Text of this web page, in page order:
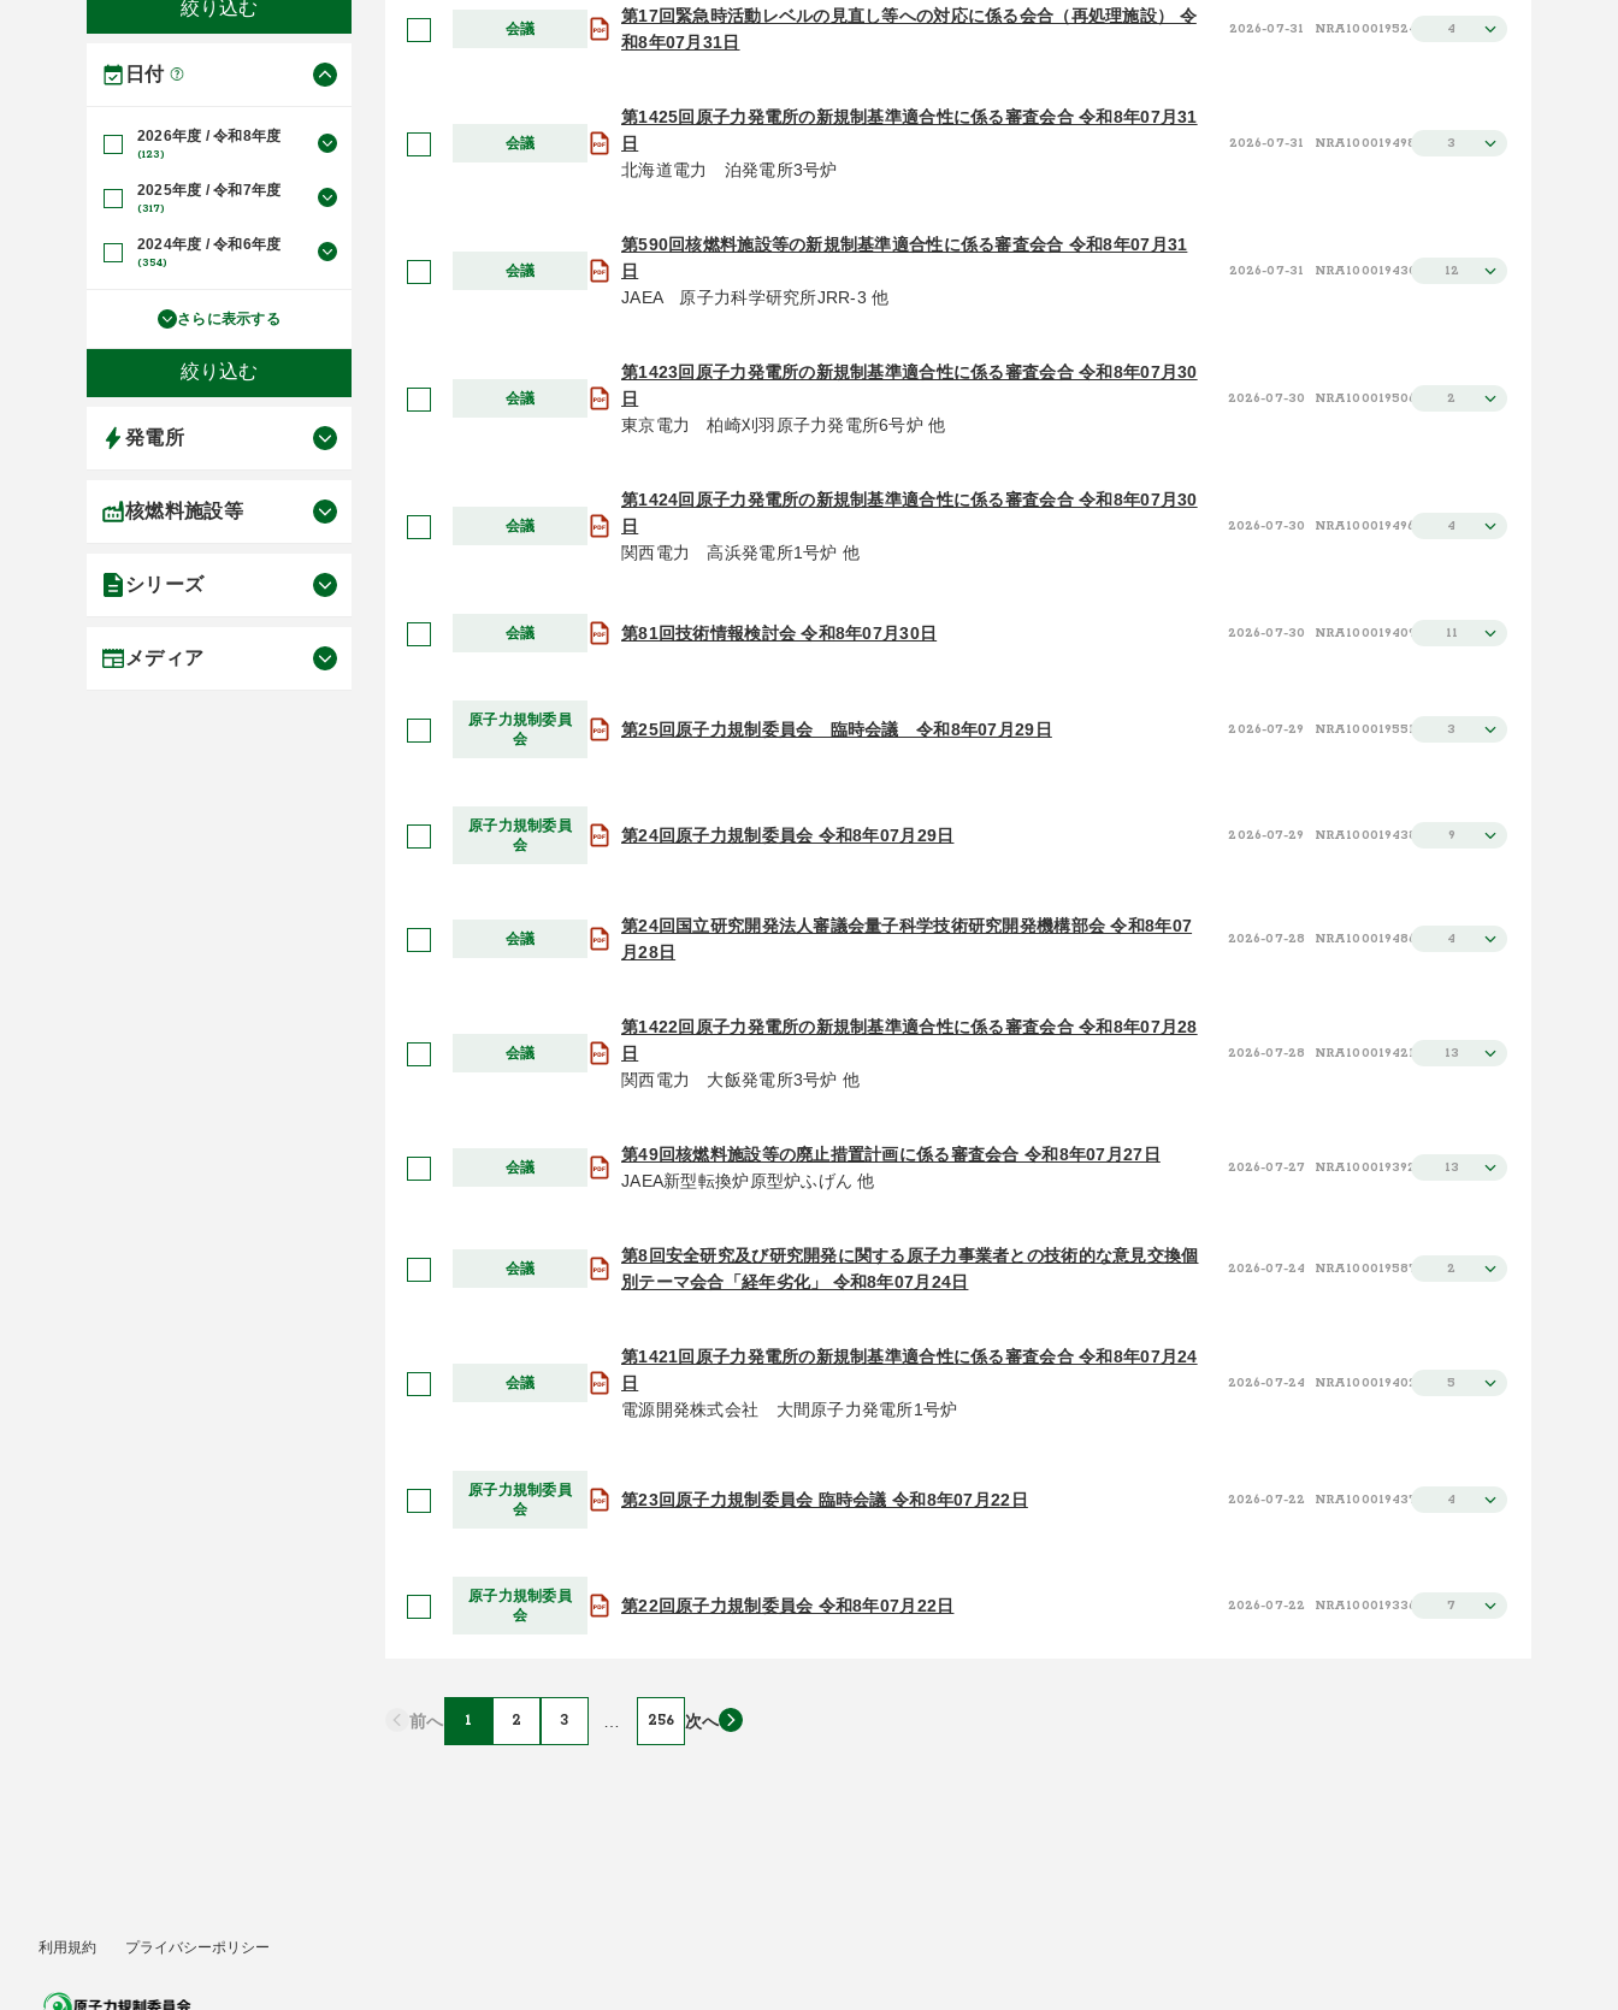
日付
2026年度 / 令和8年度
(123)
2025年度 / 令和7年度
(317)
2024年度 / 令和6年度
(354)
さらに表示する
発電所
核燃料施設等
シリーズ
メディア
会議
第17回緊急時活動レベルの見直し等への対応に係る会合（再処理施設） 令
和8年07月31日
2026-07-31 NRA100019524 4
会議
第1425回原子力発電所の新規制基準適合性に係る審査会合 令和8年07月31
日
北海道電力 泊発電所3号炉
2026-07-31 NRA100019498 3
会議
第590回核燃料施設等の新規制基準適合性に係る審査会合 令和8年07月31
日
JAEA 原子力科学研究所JRR-3 他
2026-07-31 NRA100019430 12
会議
第1423回原子力発電所の新規制基準適合性に係る審査会合 令和8年07月30
日
東京電力 柏崎刈羽原子力発電所6号炉 他
2026-07-30 NRA100019506 2
会議
第1424回原子力発電所の新規制基準適合性に係る審査会合 令和8年07月30
日
関西電力 高浜発電所1号炉 他
2026-07-30 NRA100019496 4
会議 第81回技術情報検討会 令和8年07月30日 2026-07-30 NRA100019409 11
原子力規制委員
会
第25回原子力規制委員会 臨時会議 令和8年07月29日 2026-07-29 NRA100019551 3
原子力規制委員
会
第24回原子力規制委員会 令和8年07月29日 2026-07-29 NRA100019438 9
会議
第24回国立研究開発法人審議会量子科学技術研究開発機構部会 令和8年07
月28日
2026-07-28 NRA100019486 4
会議
第1422回原子力発電所の新規制基準適合性に係る審査会合 令和8年07月28
日
関西電力 大飯発電所3号炉 他
2026-07-28 NRA100019421 13
会議
第49回核燃料施設等の廃止措置計画に係る審査会合 令和8年07月27日
JAEA新型転換炉原型炉ふげん 他
2026-07-27 NRA100019392 13
会議
第8回安全研究及び研究開発に関する原子力事業者との技術的な意見交換個
別テーマ会合「経年劣化」 令和8年07月24日
2026-07-24 NRA100019587 2
会議
第1421回原子力発電所の新規制基準適合性に係る審査会合 令和8年07月24
日
電源開発株式会社 大間原子力発電所1号炉
2026-07-24 NRA100019402 5
原子力規制委員
会
第23回原子力規制委員会 臨時会議 令和8年07月22日 2026-07-22 NRA100019437 4
原子力規制委員
会
第22回原子力規制委員会 令和8年07月22日 2026-07-22 NRA100019336 7
前へ 1 2 3 256 次へ
利用規約 プライバシーポリシー